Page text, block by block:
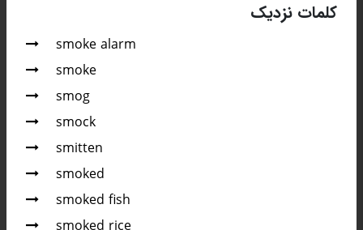
کلمات نزدیک
smoke alarm
smoke
smog
smock
smitten
smoked
smoked fish